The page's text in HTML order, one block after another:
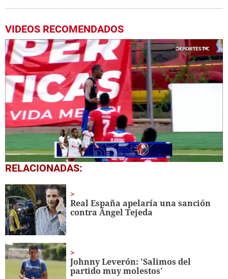
VIDEOS RECOMENDADOS
0
seconds
1
minute,
30
seconds
RELACIONADAS:
Real España apelaría una sanción
contra Ángel Tejeda
Johnny Leverón: 'Salimos del
partido muy molestos'